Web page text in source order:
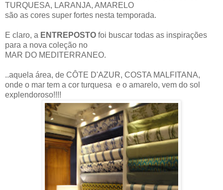
TURQUESA, LARANJA, AMARELO
são as cores super fortes nesta temporada.
E claro, a ENTREPOSTO foi buscar todas as inspirações
para a nova coleção no
MAR DO MEDITERRANEO.
..aquela área, de CÔTE D'AZUR, COSTA MALFITANA,
onde o mar tem a cor turquesa e o amarelo, vem do sol
explendoroso!!!!